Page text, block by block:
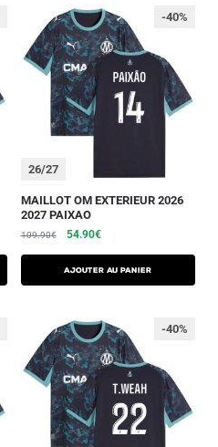
26/27
-40%
MAILLOT OM EXTERIEUR 2026
2027 PAIXAO
109.90€ 54.90€
AJOUTER AU PANIER
-40%